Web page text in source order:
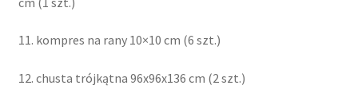
11. kompres na rany 10×10 cm (6 szt.)
12. chusta trójkątna 96x96x136 cm (2 szt.)